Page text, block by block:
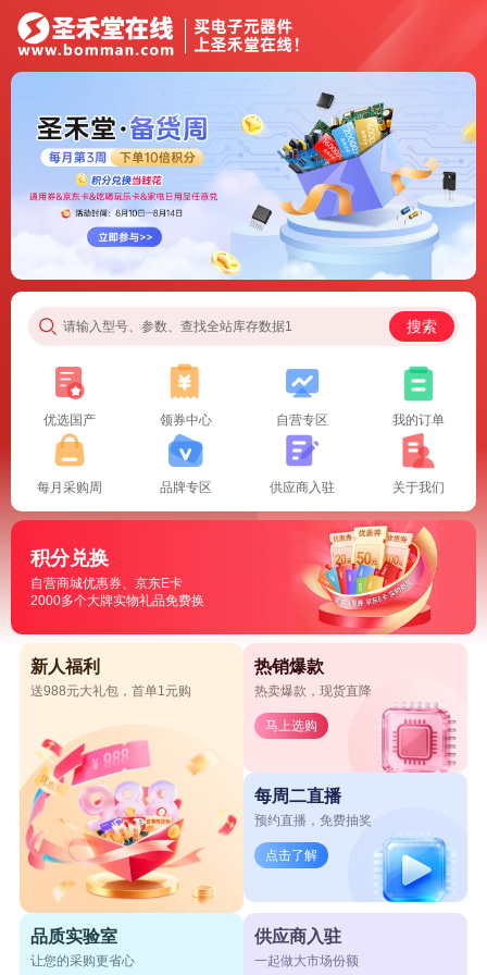
请输入型号、参数、查找全站库存数据1 搜索
优选国产 领券中心 自营专区 我的订单
每月采购周 品牌专区 供应商入驻 关于我们
积分兑换
自营商城优惠券、京东E卡
2000多个大牌实物礼品免费换
新人福利
送988元大礼包，首单1元购
热销爆款
热卖爆款，现货直降
马上选购
每周二直播
预约直播，免费抽奖
点击了解
品质实验室
让您的采购更省心
供应商入驻
一起做大市场份额